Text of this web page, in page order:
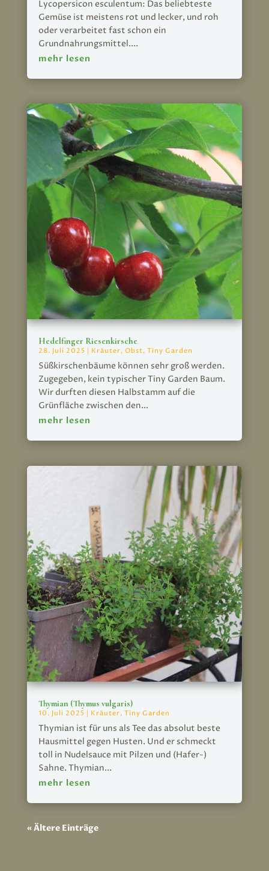
Lycopersicon esculentum: Das beliebteste
Gemüse ist meistens rot und lecker, und roh
oder verarbeitet fast schon ein
Grundnahrungsmittel....
mehr lesen
Hedelfinger Riesenkirsche
28. Juli 2025 | Kräuter, Obst, Tiny Garden
Süßkirschenbäume können sehr groß werden.
Zugegeben, kein typischer Tiny Garden Baum.
Wir durften diesen Halbstamm auf die
Grünfläche zwischen den...
mehr lesen
Thymian (Thymus vulgaris)
10. Juli 2025 | Kräuter, Tiny Garden
Thymian ist für uns als Tee das absolut beste
Hausmittel gegen Husten. Und er schmeckt
toll in Nudelsauce mit Pilzen und (Hafer-)
Sahne. Thymian...
mehr lesen
« Ältere Einträge